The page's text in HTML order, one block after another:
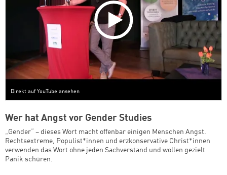
Direkt auf YouTube ansehen
Wer hat Angst vor Gender Studies
„Gender“ – dieses Wort macht offenbar einigen Menschen Angst.
Rechtsextreme, Populist*innen und erzkonservative Christ*innen
verwenden das Wort ohne jeden Sachverstand und wollen gezielt
Panik schüren.